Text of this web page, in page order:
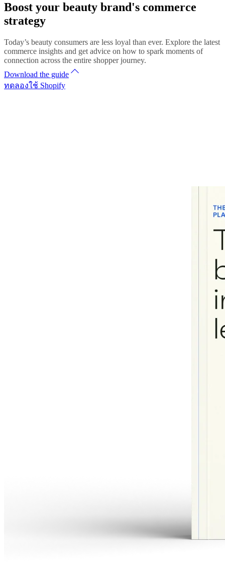
Boost your beauty brand's commerce
strategy
Today’s beauty consumers are less loyal than ever. Explore the latest
commerce insights and get advice on how to spark moments of
connection across the entire shopper journey.
Download the guide
ทดลองใช้ Shopify